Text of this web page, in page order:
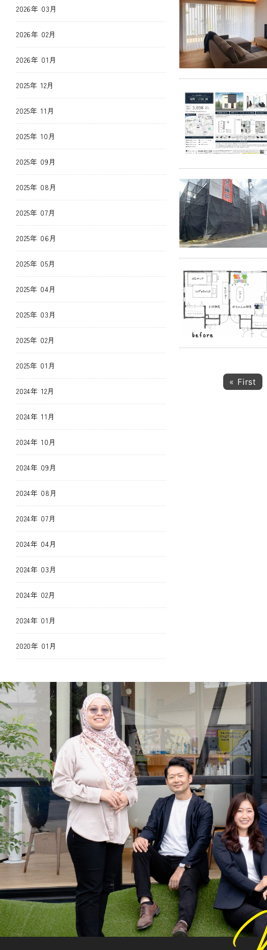
« First
2026年 03月
2026年 02月
2026年 01月
2025年 12月
2025年 11月
2025年 10月
2025年 09月
2025年 08月
2025年 07月
2025年 06月
2025年 05月
2025年 04月
2025年 03月
2025年 02月
2025年 01月
2024年 12月
2024年 11月
2024年 10月
2024年 09月
2024年 08月
2024年 07月
2024年 04月
2024年 03月
2024年 02月
2024年 01月
2020年 01月